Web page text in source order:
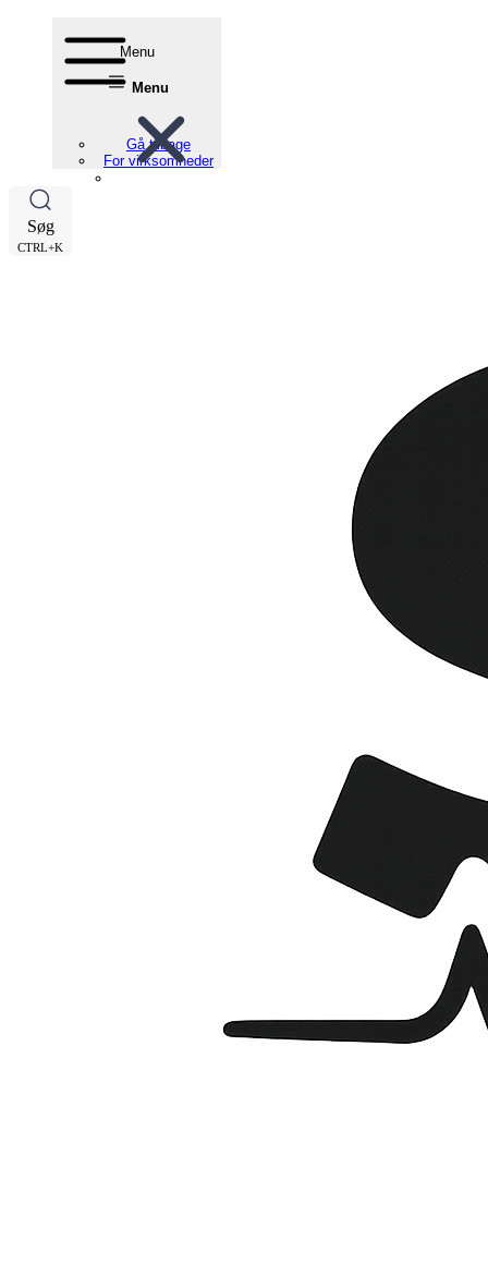
Menu
Menu
Gå tilbage
For virksomheder
Søg
CTRL+K